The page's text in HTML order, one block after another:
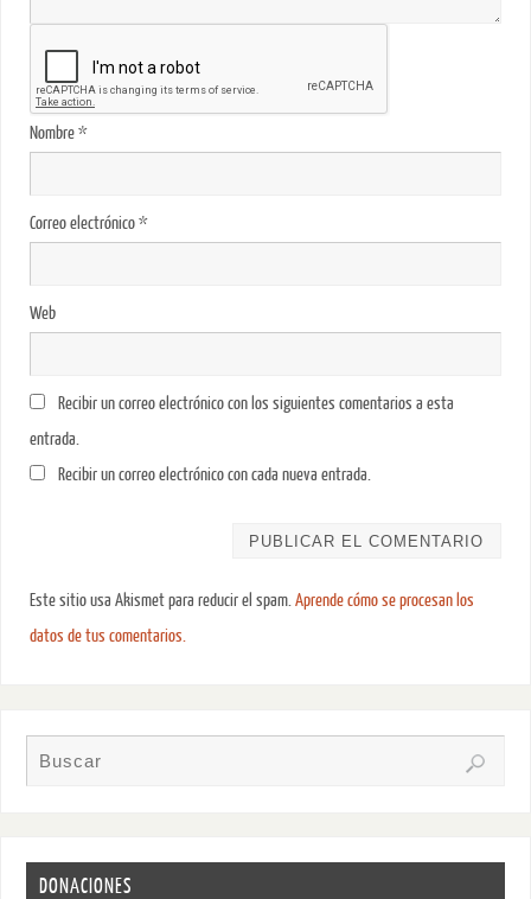
Nombre*
Correo electrónico*
Web
Recibir un correo electrónico con los siguientes comentarios a esta
entrada.
Recibir un correo electrónico con cada nueva entrada.
Este sitio usa Akismet para reducir el spam.Aprende cómo se procesan los
datos de tus comentarios.
DONACIONES